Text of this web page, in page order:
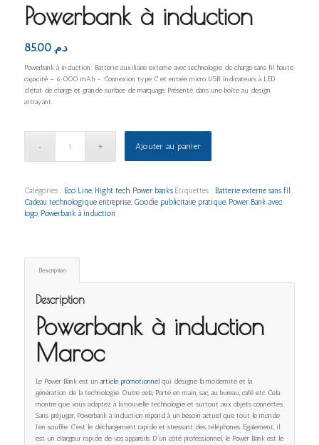
Powerbank à induction
د.م. 85.00
Powerbank à induction: Batterie auxiliaire externe avec technologie de charge sans fil haute
capacité – 6 000 mAh -. Connexion type C et entrée micro USB. Indicateurs à LED
d’état de charge et grande surface de marquage. Présenté dans une boîte au design
attrayant.
Ajouter au panier
Catégories : Eco Line, Hight tech, Power banks Étiquettes : Batterie externe sans fil ,
Cadeau technologique entreprise, Goodie publicitaire pratique, Power Bank avec
logo, Powerbank à induction
Description
Description
Powerbank à induction
Maroc
Le Power Bank est un article promotionnel qui désigne la modernité et la
génération de la technologie. Outre cela, Porté en main, sac, au bureau, café etc. Cela
montre que vous adaptez à la nouvelle technologie et surtout aux objets connectés.
Sans préjuger, Powerbank à induction répond à un besoin actuel que tout le monde
l’en souffre. C’est le déchargement rapide et stressant des téléphones. Egalement, il
est un chargeur rapide de vos appareils. D’un côté professionnel, le Power Bank est le